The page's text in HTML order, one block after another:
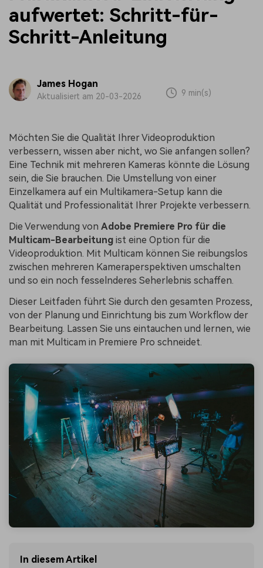
aufwertet: Schritt-für-
Schritt-Anleitung
James Hogan
Aktualisiert am 20-03-2026 9 min(s)
Möchten Sie die Qualität Ihrer Videoproduktion
verbessern, wissen aber nicht, wo Sie anfangen sollen?
Eine Technik mit mehreren Kameras könnte die Lösung
sein, die Sie brauchen. Die Umstellung von einer
Einzelkamera auf ein Multikamera-Setup kann die
Qualität und Professionalität Ihrer Projekte verbessern.
Die Verwendung von Adobe Premiere Pro für die
Multicam-Bearbeitung ist eine Option für die
Videoproduktion. Mit Multicam können Sie reibungslos
zwischen mehreren Kameraperspektiven umschalten
und so ein noch fesselnderes Seherlebnis schaffen.
Dieser Leitfaden führt Sie durch den gesamten Prozess,
von der Planung und Einrichtung bis zum Workflow der
Bearbeitung. Lassen Sie uns eintauchen und lernen, wie
man mit Multicam in Premiere Pro schneidet.
In diesem Artikel